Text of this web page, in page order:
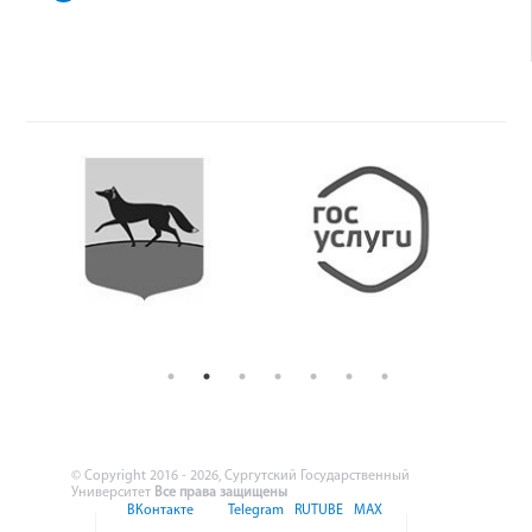
© Copyright 2016 - 2026, Сургутский Государственный
Университет Все права защищены
ВКонтакте
Telegram RUTUBE MAX